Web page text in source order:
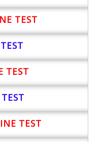
TEST
TEST
TEST